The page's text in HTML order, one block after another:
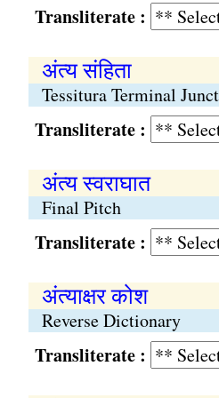
Transliterate :
अंत्य संहिता
Tessitura Terminal
Transliterate :
अंत्य स्वराघात
Final Pitch
Transliterate :
अंत्याक्षर कोश
Reverse Dictionary
Transliterate :